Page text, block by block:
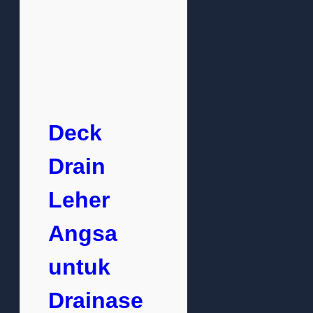
Deck
Drain
Leher
Angsa
untuk
Drainase